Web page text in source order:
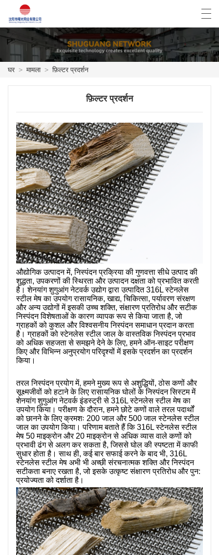
समाचार
मामला
फैक्ट्री शो
हमसे संपर्क करें
हमारे बारे में
العربية Deutsch English Español
घर > मामला > फ़िल्टर प्रदर्शन
फ़िल्टर प्रदर्शन
औद्योगिक उत्पादन में, निस्पंदन प्रक्रिया की गुणवत्ता सीधे उत्पाद की
शुद्धता, उपकरणों की स्थिरता और उत्पादन दक्षता को प्रभावित करती
है। शेनयांग शुगुआंग नेटवर्क उद्योग द्वारा उत्पादित 316L स्टेनलेस
स्टील मेष का उपयोग रासायनिक, खाद्य, चिकित्सा, पर्यावरण संरक्षण
और अन्य उद्योगों में इसकी उच्च शक्ति, संक्षारण प्रतिरोध और सटीक
निस्पंदन विशेषताओं के कारण व्यापक रूप से किया जाता है, जो
ग्राहकों को कुशल और विश्वसनीय निस्पंदन समाधान प्रदान करता
है। ग्राहकों को स्टेनलेस स्टील जाल के वास्तविक निस्पंदन प्रभाव
को अधिक सहजता से समझने देने के लिए, हमने ऑन-साइट परीक्षण
किए और विभिन्न अनुप्रयोग परिदृश्यों में इसके प्रदर्शन का प्रदर्शन
किया।
तरल निस्पंदन प्रयोग में, हमने मुख्य रूप से अशुद्धियों, ठोस कणों और
सूक्ष्मजीवों को हटाने के लिए रासायनिक घोलों के निस्पंदन सिस्टम में
शेनयांग शुगुआंग नेटवर्क इंडस्ट्री से 316L स्टेनलेस स्टील मेष का
उपयोग किया। परीक्षण के दौरान, हमने छोटे कणों वाले तरल पदार्थों
को छानने के लिए क्रमशः 200 जाल और 500 जाल स्टेनलेस स्टील
जाल का उपयोग किया। परिणाम बताते हैं कि 316L स्टेनलेस स्टील
मेष 50 माइक्रोन और 20 माइक्रोन से अधिक व्यास वाले कणों को
प्रभावी ढंग से अलग कर सकता है, जिससे घोल की स्पष्टता में काफी
सुधार होता है। साथ ही, कई बार सफाई करने के बाद भी, 316L
स्टेनलेस स्टील मेष अभी भी अच्छी संरचनात्मक शक्ति और निस्पंदन
सटीकता बनाए रखता है, जो इसके उत्कृष्ट संक्षारण प्रतिरोध और पुन:
प्रयोज्यता को दर्शाता है।